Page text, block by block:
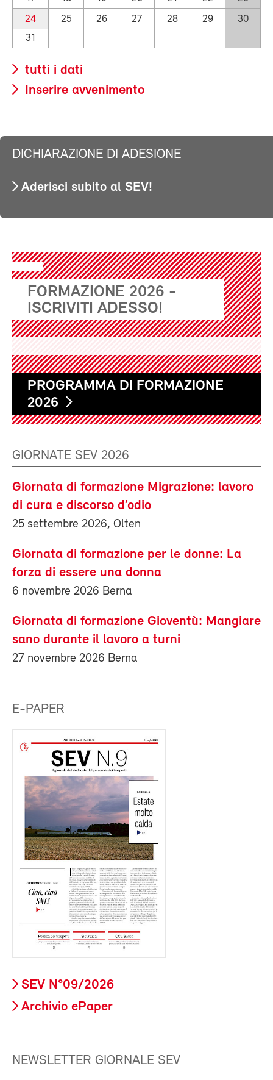
24
25 26 27 28 29
30
31
tutti i dati
Inserire avvenimento
DICHIARAZIONE DI ADESIONE
Aderisci subito al SEV!
FORMAZIONE 2026 -
ISCRIVITI ADESSO!
PROGRAMMA DI FORMAZIONE
2026
GIORNATE SEV 2026
Giornata di formazione Migrazione: lavoro
di cura e discorso d’odio
25 settembre 2026, Olten
Giornata di formazione per le donne: La
forza di essere una donna
6 novembre 2026 Berna
Giornata di formazione Gioventù: Mangiare
sano durante il lavoro a turni
27 novembre 2026 Berna
E-PAPER
SEV N°09/2026
Archivio ePaper
NEWSLETTER GIORNALE SEV